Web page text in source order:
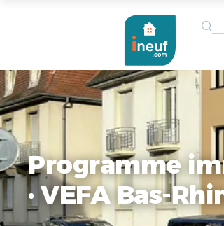
Programme
· VEFA Bas-